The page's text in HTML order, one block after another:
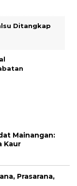
Ditangkap
Mainangan:
Kaur
Prasarana,